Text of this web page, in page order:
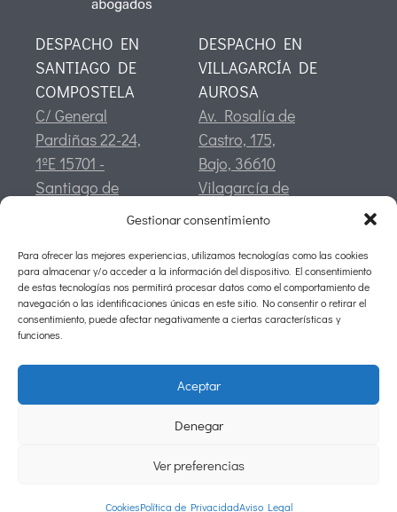
Gestionar consentimiento
Para ofrecer las mejores experiencias, utilizamos tecnologías como las cookies
para almacenar y/o acceder a la información del dispositivo. El consentimiento
de estas tecnologías nos permitirá procesar datos como el comportamiento de
navegación o las identificaciones únicas en este sitio. No consentir o retirar el
consentimiento, puede afectar negativamente a ciertas características y
funciones.
Aceptar
Denegar
Ver preferencias
CookiesPolítica de PrivacidadAviso Legal
DESPACHO EN
SANTIAGO DE
COMPOSTELA
C/ General
Pardiñas 22-24,
1ºE 15701 -
Santiago de
DESPACHO EN
VILLAGARCÍA DE
AUROSA
Av. Rosalía de
Castro, 175,
Bajo, 36610
Vilagarcía de
Arousa,
CONTACTO
info@silva-asociados.com
Tlf:981 94 04 24
Móvil:
634 44 29 67
©2026 Silva Asociados
Políitica de Privacidad